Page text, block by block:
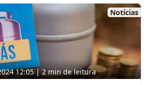
Notícias
12:05 | 2 min de leitura